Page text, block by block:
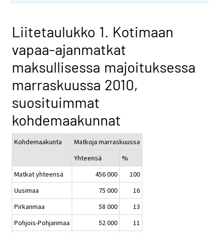
Liitetaulukko 1. Kotimaan
vapaa-ajanmatkat
maksullisessa majoituksessa
marraskuussa 2010,
suosituimmat
kohdemaakunnat
Kohdemaakunta
Matkoja marraskuussa
Yhteensä
%
Matkat yhteensä
456 000
100
Uusimaa
75 000
16
Pirkanmaa
58 000
13
Pohjois-Pohjanmaa
52 000
11